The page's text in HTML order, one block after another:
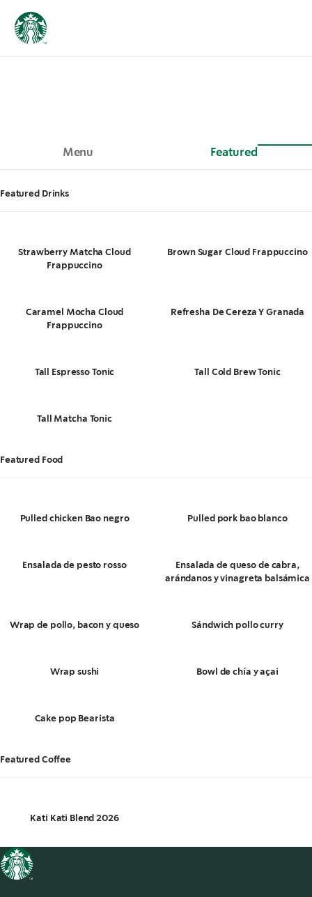
Menu Featured
Featured Drinks
Strawberry Matcha Cloud
Frappuccino
Brown Sugar Cloud Frappuccino
Caramel Mocha Cloud
Frappuccino
Refresha De Cereza Y Granada
Tall Espresso Tonic Tall Cold Brew Tonic
Tall Matcha Tonic
Featured Food
Pulled chicken Bao negro Pulled pork bao blanco
Ensalada de pesto rosso
Ensalada de queso de cabra,
arándanos y vinagreta balsámica
Wrap de pollo, bacon y queso Sándwich pollo curry
Wrap sushi Bowl de chía y açai
Cake pop Bearista
Featured Coffee
Kati Kati Blend 2026